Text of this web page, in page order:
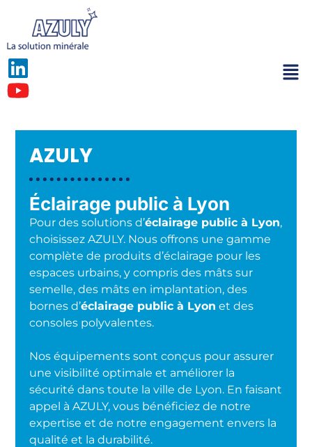
AZULY
Éclairage public à Lyon
Pour des solutions d’éclairage public à Lyon,
choisissez AZULY. Nous offrons une gamme
complète de produits d’éclairage pour les
espaces urbains, y compris des mâts sur
semelle, des mâts en implantation, des
bornes d’éclairage public à Lyon et des
consoles polyvalentes.
Nos équipements sont conçus pour assurer
une visibilité optimale et améliorer la
sécurité dans toute la ville de Lyon. En faisant
appel à AZULY, vous bénéficiez de notre
expertise et de notre engagement envers la
qualité et la durabilité.